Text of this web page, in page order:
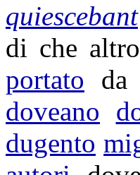
quiescebant
di che
portato da
doveano
dugento